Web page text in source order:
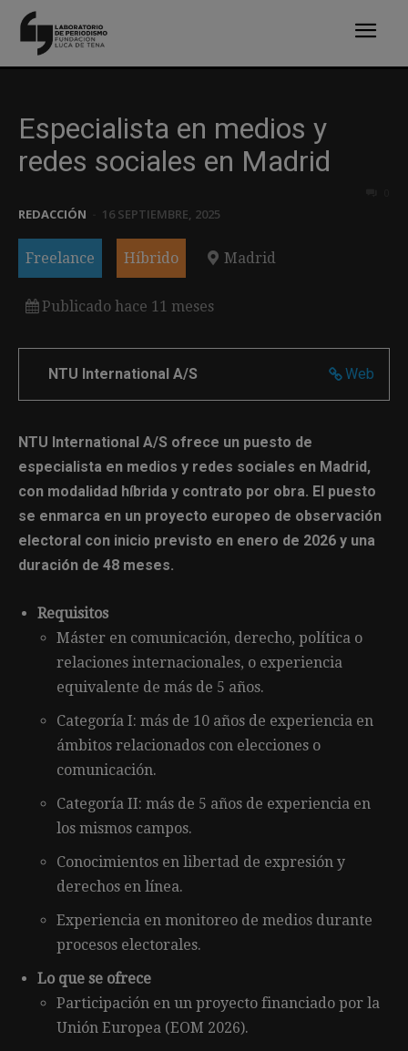
Especialista en medios y
redes sociales en Madrid
REDACCIÓN 16 SEPTIEMBRE, 2025
Freelance Híbrido Madrid
Publicado hace 11 meses
Web
NTU International A/S
NTU International A/S ofrece un puesto de
especialista en medios y redes sociales en Madrid,
con modalidad híbrida y contrato por obra. El puesto
se enmarca en un proyecto europeo de observación
electoral con inicio previsto en enero de 2026 y una
duración de 48 meses.
Requisitos
Máster en comunicación, derecho, política o
relaciones internacionales, o experiencia
equivalente de más de 5 años.
Categoría I: más de 10 años de experiencia en
ámbitos relacionados con elecciones o
comunicación.
Categoría II: más de 5 años de experiencia en
los mismos campos.
Conocimientos en libertad de expresión y
derechos en línea.
Experiencia en monitoreo de medios durante
procesos electorales.
Lo que se ofrece
Participación en un proyecto financiado por la
Unión Europea (EOM 2026).